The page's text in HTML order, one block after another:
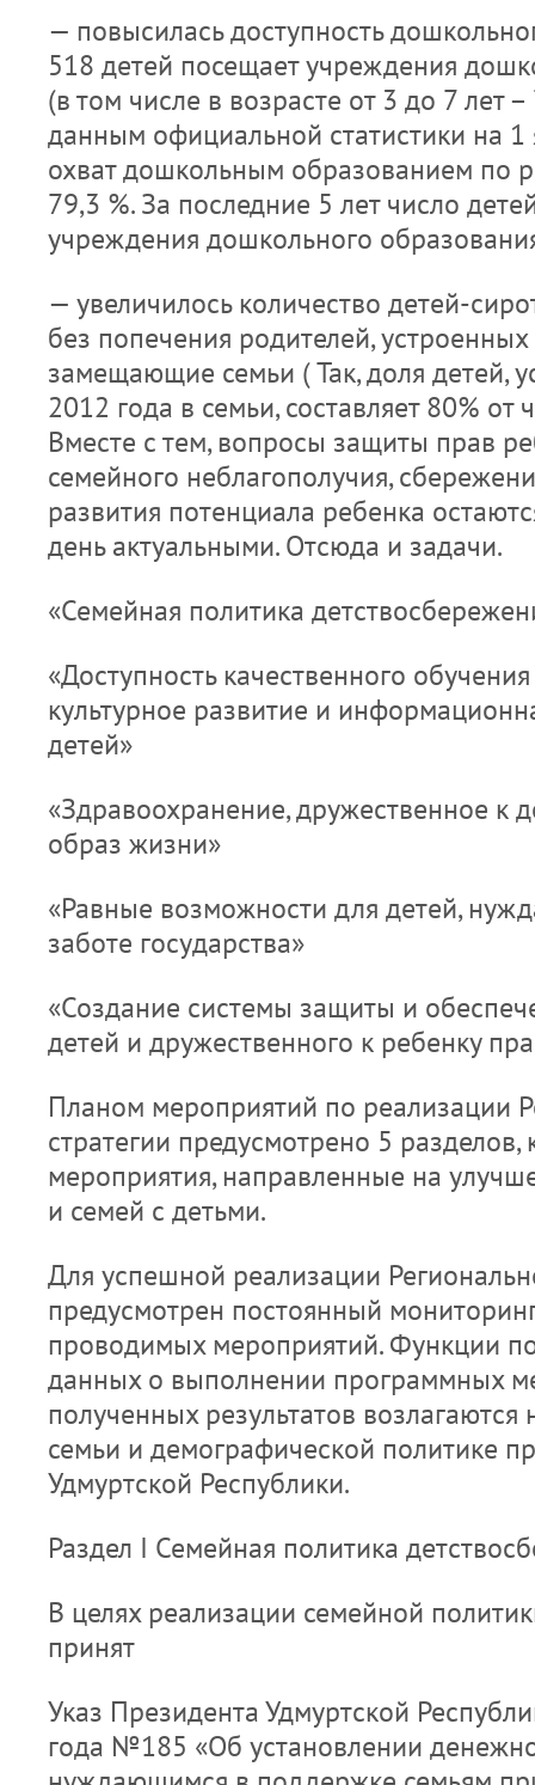
— повысилась доступность
518 детей посещает учреждения
(в том числе в возрасте от 3 до 7 лет
данным официальной статистики на 1
охват дошкольным образованием по
79,3 %. За последние 5 лет число
учреждения дошкольного
— увеличилось количество детей-
без попечения родителей,
замещающие семьи ( Так, доля детей,
2012 года в семьи, составляет 80%
Вместе с тем, вопросы защиты прав
семейного неблагополучия,
развития потенциала ребенка
день актуальными. Отсюда и задачи.
«Семейная политика
«Доступность качественного
культурное развитие и
детей»
«Здравоохранение, дружественное к
образ жизни»
«Равные возможности для детей,
заботе государства»
«Создание системы защиты и
детей и дружественного к ребенку
Планом мероприятий по реализации
стратегии предусмотрено 5
мероприятия, направленные на
и семей с детьми.
Для успешной реализации
предусмотрен постоянный
проводимых мероприятий. Функции
данных о выполнении программных
полученных результатов
семьи и демографической политике
Удмуртской Республики.
Раздел I Семейная политика
В целях реализации семейной
принят
Указ Президента Удмуртской
года №185 «Об установлении